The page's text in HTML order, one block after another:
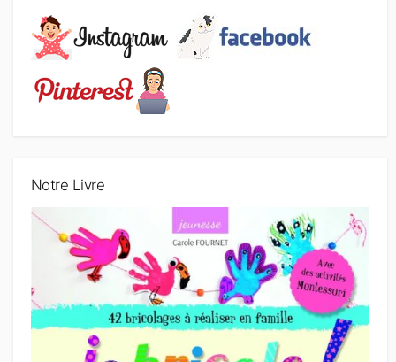
Notre Livre